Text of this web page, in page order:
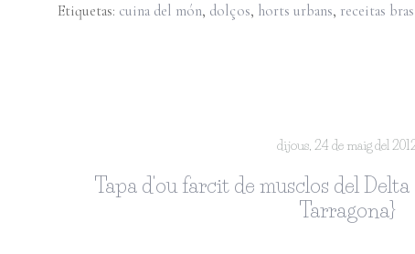
Etiquetas: cuina del món, dolços, horts urbans, receitas
dijous, 24 de maig del
Tapa d'ou farcit de musclos del Delta
Tarragona}